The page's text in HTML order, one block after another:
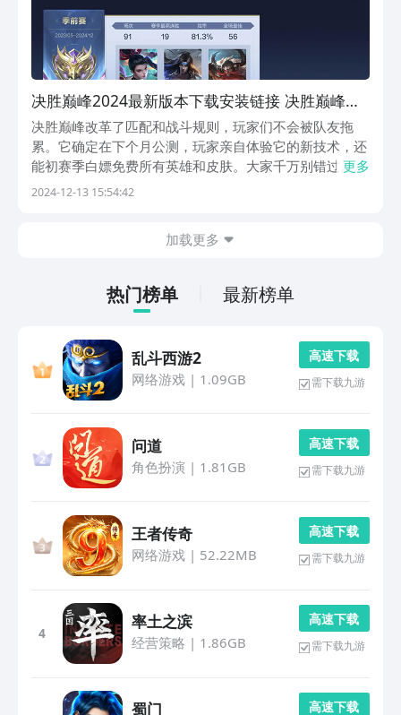
决胜巅峰2024最新版本下载安装链接 决胜巅峰下
载地址
决胜巅峰改革了匹配和战斗规则，玩家们不会被队友拖
累。它确定在下个月公测，玩家亲自体验它的新技术，还
能初赛季白嫖免费所有英雄和皮肤。大家千万别错过。接
下来小编介绍决胜巅峰2024最新版下载地址。玩家提前
更多
2024-12-13 15:54:42
加载更多
热门榜单 最新榜单
乱斗西游2
网络游戏| 1.09GB
高 速 下 载
需下载九游
问道
角色扮演 | 1.81GB
高 速 下 载
需下载九游
王者传奇
网络游戏| 52.22MB
高 速 下 载
需下载九游
4
率土之滨
经营策略 | 1.86GB
高 速 下 载
需下载九游
蜀门 高 速 下 载